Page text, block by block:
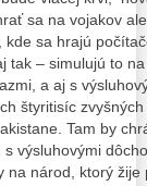
sa na vojakov
sa hrajú
tak – simulujú to
a aj s
štyritisíc
Tam by
výsluhovými
národ, ktorý